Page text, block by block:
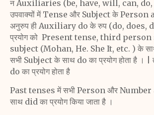
न Auxiliaries (be, have, will, can, do,
उपवाक्यों में Tense और Subject के Person
अनुरुप ही Auxiliary do के रुप (do, does,
प्रयोग को Present tense, third
subject (Mohan, He. She It, etc. ) के
सभी Subject के साथ do का प्रयोग होता है ।
do का प्रयोग होता है
Past tenses में सभी Person और
साथ did का प्रयोग किया जाता है ।